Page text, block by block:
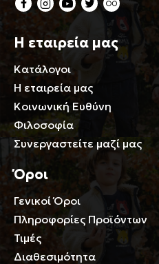
Η εταιρεία μας
Κατάλογοι
Η εταιρεία μας
Κοινωνική Ευθύνη
Φιλοσοφία
Συνεργαστείτε μαζί μας
Όροι
Γενικοί Όροι
Πληροφορίες Προϊόντων
Τιμές
Διαθεσιμότητα